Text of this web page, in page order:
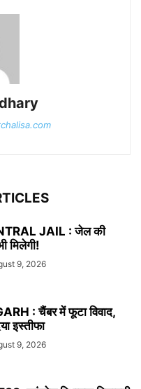
JAIL : जेल की
मिलेगी!
9, 2026
: चैंबर में फूटा विवाद,
इस्तीफा
9, 2026